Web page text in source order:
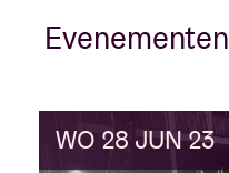
Evenementen
WO 28 JUN 23